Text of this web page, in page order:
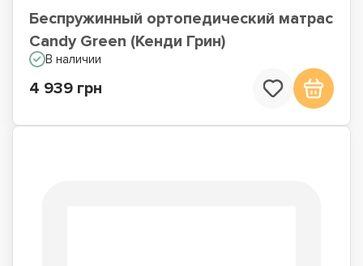
Беспружинный ортопедический матрас
Candy Green (Кенди Грин)
В наличии
4 939 грн